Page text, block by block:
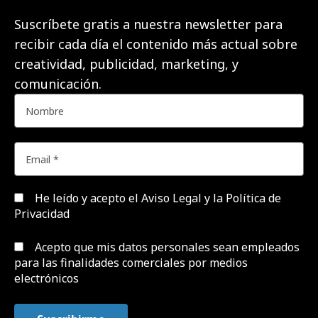
Suscríbete gratis a nuestra newsletter para
recibir cada día el contenido más actual sobre
creatividad, publicidad, marketing, y
comunicación.
He leído y acepto el Aviso Legal y la Política de
Privacidad
Acepto que mis datos personales sean empleados
para las finalidades comerciales por medios
electrónicos